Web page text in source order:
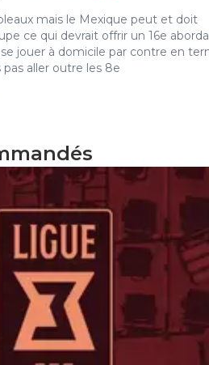
mais le Mexique peut et doit
ce qui devrait offrir un 16e
jouer à domicile par contre en
aller outre les 8e